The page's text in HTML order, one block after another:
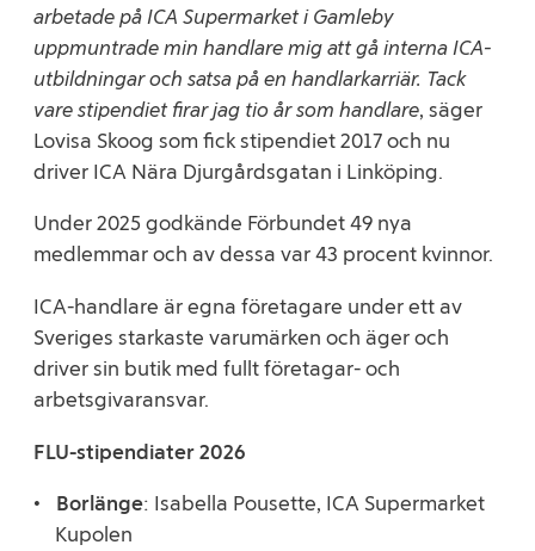
arbetade på ICA Supermarket i Gamleby
uppmuntrade min handlare mig att gå interna ICA-
utbildningar och satsa på en handlarkarriär. Tack
vare stipendiet firar jag tio år som handlare, säger
Lovisa Skoog som fick stipendiet 2017 och nu
driver ICA Nära Djurgårdsgatan i Linköping.
Under 2025 godkände Förbundet 49 nya
medlemmar och av dessa var 43 procent kvinnor.
ICA-handlare är egna företagare under ett av
Sveriges starkaste varumärken och äger och
driver sin butik med fullt företagar- och
arbetsgivaransvar.
FLU-stipendiater 2026
Borlänge: Isabella Pousette, ICA Supermarket
Kupolen